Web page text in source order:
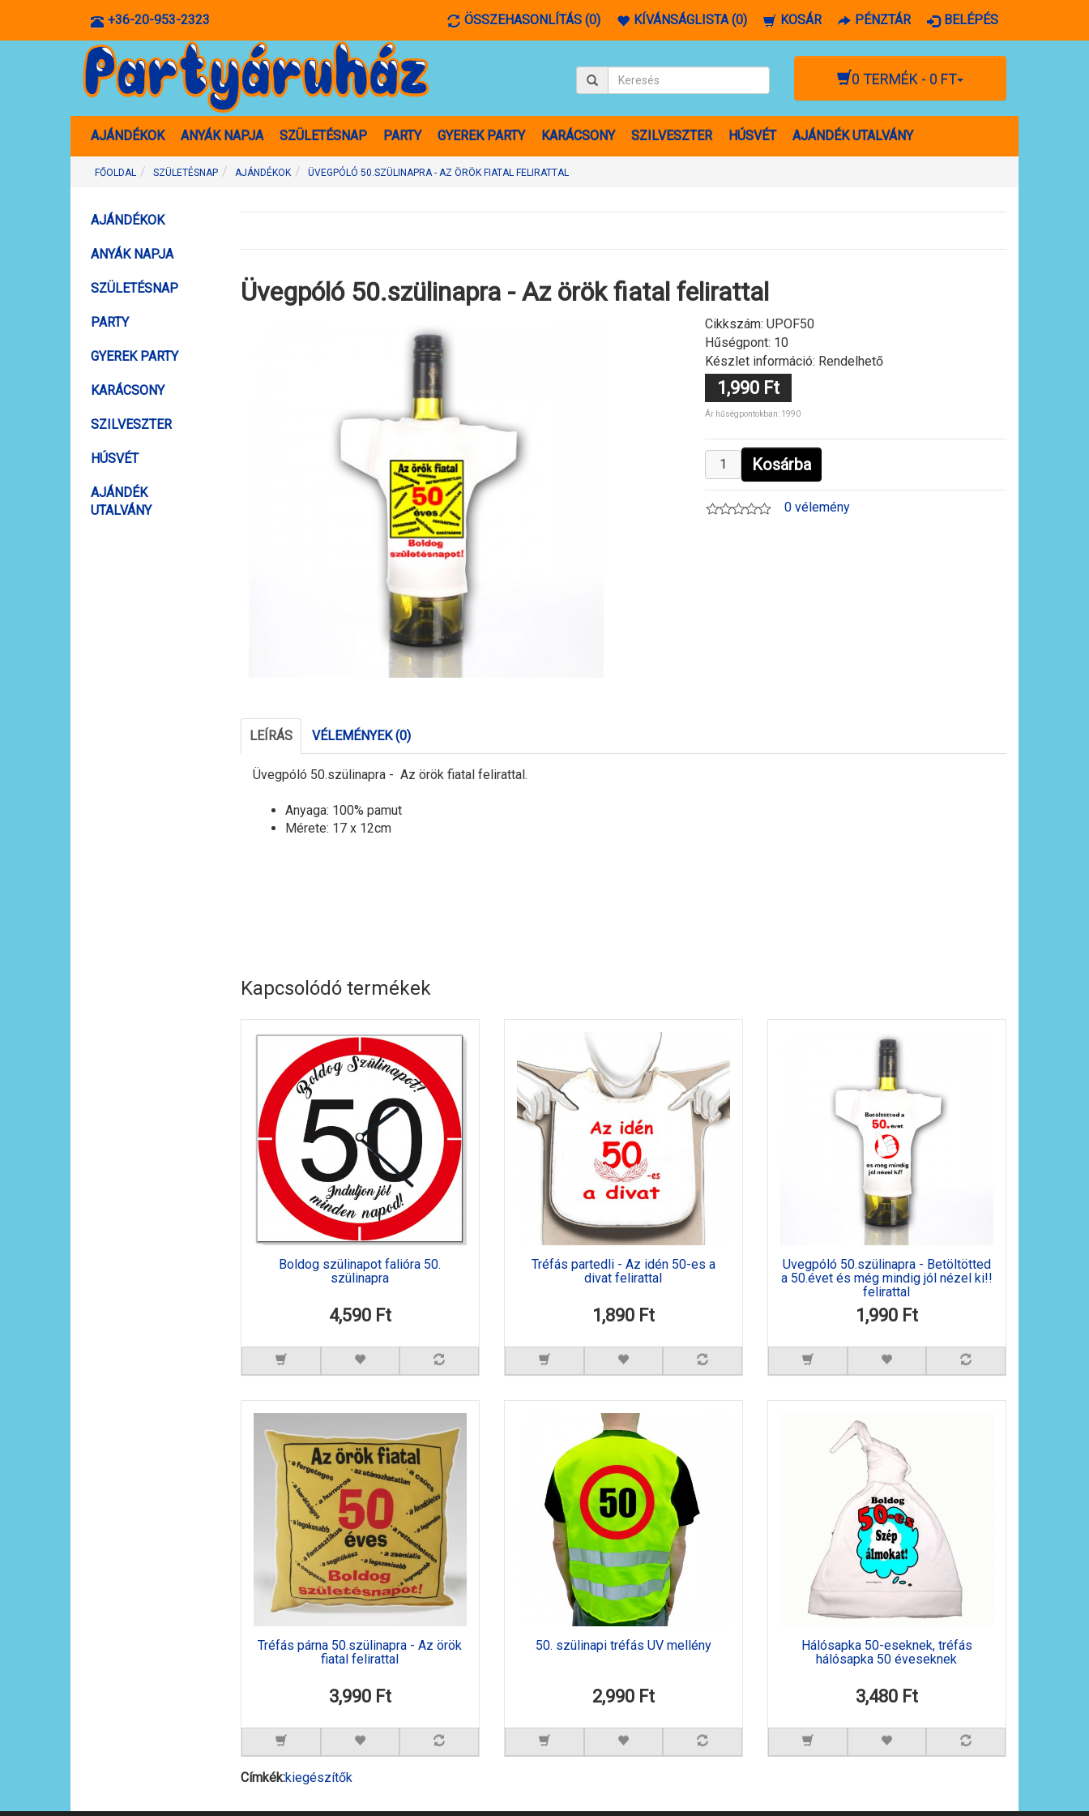
+36-20-953-2323 ÖSSZEHASONLÍTÁS (0) KÍVÁNSÁGLISTA (0) KOSÁR PÉNZTÁR BELÉPÉS
0 TERMÉK - 0 FT
AJÁNDÉKOK ANYÁK NAPJA SZÜLETÉSNAP PARTY GYEREK PARTY KARÁCSONY SZILVESZTER HÚSVÉT AJÁNDÉK UTALVÁNY
FŐOLDAL SZÜLETÉSNAP AJÁNDÉKOK ÜVEGPÓLÓ 50.SZÜLINAPRA - AZ ÖRÖK FIATAL FELIRATTAL
AJÁNDÉKOK
ANYÁK NAPJA
SZÜLETÉSNAP
PARTY
GYEREK PARTY
KARÁCSONY
SZILVESZTER
HÚSVÉT
AJÁNDÉK
UTALVÁNY
Üvegpóló 50.szülinapra - Az örök fiatal felirattal
Cikkszám: UPOF50
Hűségpont: 10
Készlet információ: Rendelhető
1,990 Ft
Ár hűségpontokban: 1990
Kosárba
0 vélemény
LEÍRÁS VÉLEMÉNYEK (0)
Üvegpóló 50.szülinapra - Az örök fiatal felirattal.
Anyaga: 100% pamut
Mérete: 17 x 12cm
Kapcsolódó termékek
Boldog szülinapot falióra 50.
szülinapra
4,590 Ft
Tréfás partedli - Az idén 50-es a
divat felirattal
1,890 Ft
Üvegpóló 50.szülinapra - Betöltötted
a 50.évet és még mindig jól nézel ki!!
felirattal
1,990 Ft
Tréfás párna 50.szülinapra - Az örök
fiatal felirattal
3,990 Ft
50. szülinapi tréfás UV mellény
2,990 Ft
Hálósapka 50-eseknek, tréfás
hálósapka 50 éveseknek
3,480 Ft
Címkék:kiegészítők